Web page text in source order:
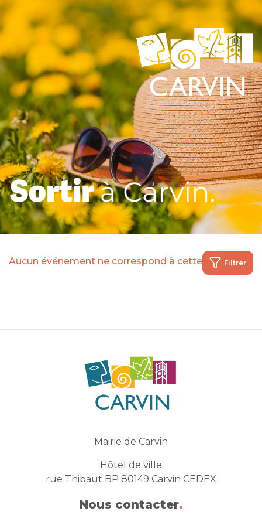
Filtrer
Aucun événement ne correspond à cette recherche
Mairie de Carvin
Hôtel de ville
rue Thibaut BP 80149 Carvin CEDEX
Nous contacter.